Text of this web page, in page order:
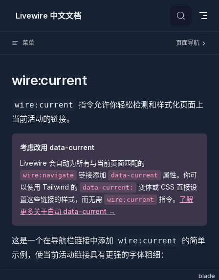
Skip to content
Livewire 中文文档
菜单 页面导航
wire:current
wire:current
指令允许你轻松检测和样式化页面上
当前活动的链接。
考虑改用 data-current
Livewire 会自动为所有与当前页面匹配的
wire:navigate 链接添加 data-current
属性。你可
以使用 Tailwind 的
data-current:
变体或 CSS 直接设
置这些链接的样式，而无需
wire:current 指令。 了解
更多关于自动 data-current →
这是一个在导航栏链接中添加 wire:current
的简单
示例，使当前活动链接具有更强的字体粗细：
blade